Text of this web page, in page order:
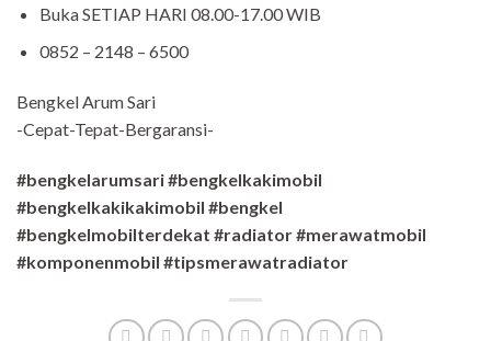
Buka SETIAP HARI 08.00-17.00 WIB
0852 – 2148 – 6500
Bengkel Arum Sari
-Cepat-Tepat-Bergaransi-
#bengkelarumsari #bengkelkakimobil
#bengkelkakikakimobil #bengkel
#bengkelmobilterdekat #radiator #merawatmobil
#komponenmobil #tipsmerawatradiator